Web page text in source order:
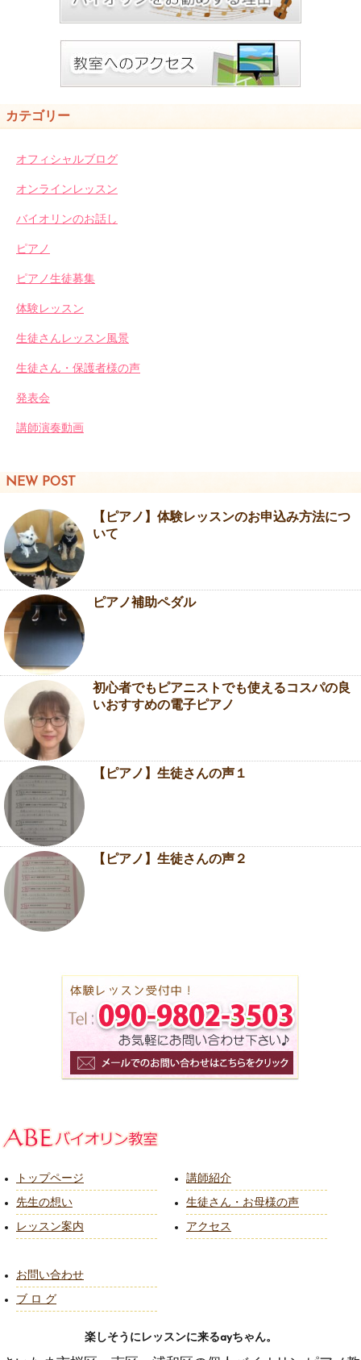
カテゴリー
オフィシャルブログ
オンラインレッスン
バイオリンのお話し
ピアノ
ピアノ生徒募集
体験レッスン
生徒さんレッスン風景
生徒さん・保護者様の声
発表会
講師演奏動画
NEW POST
【ピアノ】体験レッスンのお申込み方法につ
いて
ピアノ補助ペダル
初心者でもピアニストでも使えるコスパの良
いおすすめの電子ピアノ
【ピアノ】生徒さんの声１
【ピアノ】生徒さんの声２
トップページ
先生の想い
レッスン案内
講師紹介
生徒さん・お母様の声
アクセス
お問い合わせ
ブ ロ グ
楽しそうにレッスンに来るayちゃん。